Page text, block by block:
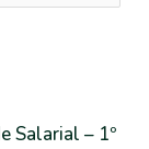
Salarial – 1º